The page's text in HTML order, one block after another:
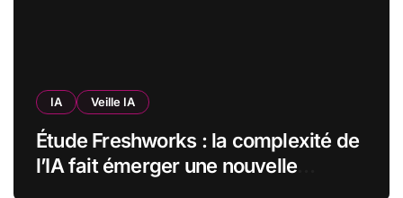
IA Veille IA
Étude Freshworks : la complexité de
l’IA fait émerger une nouvelle